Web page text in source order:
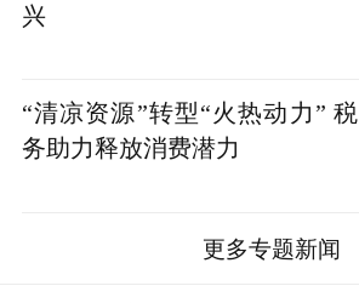
兴
“清凉资源”转型“火热动力” 税
务助力释放消费潜力
更多专题新闻